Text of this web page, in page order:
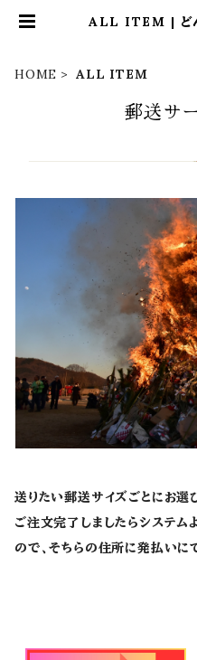
ALL ITEM | ど
HOME ALL ITEM
郵送サ
送りたい郵送サイズごとにお選
ご注文完了しましたらシステム
ので、そちらの住所に発払いに